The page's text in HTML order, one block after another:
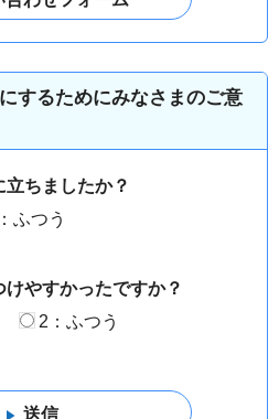
するためにみなさまのご意
ちましたか？
ふつう
やすかったですか？
2：ふつう